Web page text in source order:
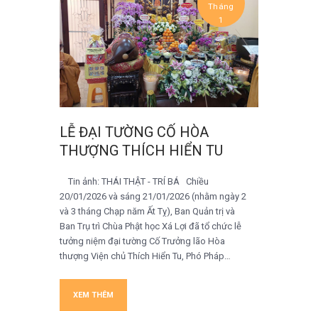
Tháng
1
LỄ ĐẠI TƯỜNG CỐ HÒA
THƯỢNG THÍCH HIỂN TU
Tin ảnh: THÁI THẬT - TRÍ BÁ Chiều
20/01/2026 và sáng 21/01/2026 (nhằm ngày 2
và 3 tháng Chạp năm Ất Tỵ), Ban Quản trị và
Ban Trụ trì Chùa Phật học Xá Lợi đã tổ chức lễ
tưởng niệm đại tường Cố Trưởng lão Hòa
thượng Viện chủ Thích Hiển Tu, Phó Pháp…
XEM THÊM